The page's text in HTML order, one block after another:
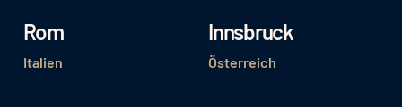
Rom
Italien
Innsbruck
Österreich